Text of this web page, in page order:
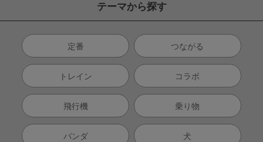
テーマから探す
定番 つながる
トレイン コラボ
飛行機 乗り物
パンダ 犬